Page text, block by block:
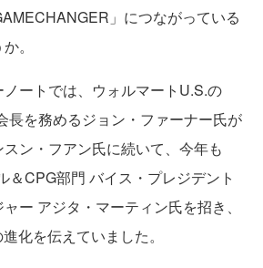
」につながっている
。
ートでは、ウォルマートU.S.の
長を務めるジョン・ファーナー氏が
ン・フアン氏に続いて、今年も
＆CPG部門 バイス・プレジデント
ー アジタ・マーティン氏を招き、
化を伝えていました。